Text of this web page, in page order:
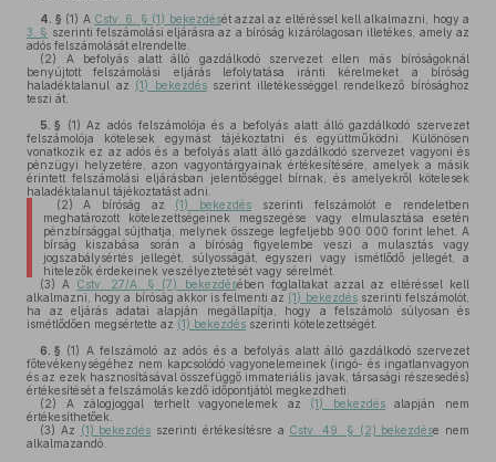
4. § (1) A Cstv. 6. § (1) bekezdését azzal az eltéréssel kell alkalmazni, hogy a
3. § szerinti felszámolási eljárásra az a bíróság kizárólagosan illetékes, amely az
adós felszámolását elrendelte.
(2) A befolyás alatt álló gazdálkodó szervezet ellen más bíróságoknál
benyújtott felszámolási eljárás lefolytatása iránti kérelmeket a bíróság
haladéktalanul az (1) bekezdésszerint illetékességgel rendelkező bírósághoz
teszi át.
5. § (1) Az adós felszámolója és a befolyás alatt álló gazdálkodó szervezet
felszámolója kötelesek egymást tájékoztatni és együttműködni. Különösen
vonatkozik ez az adós és a befolyás alatt álló gazdálkodó szervezet vagyoni és
pénzügyi helyzetére, azon vagyontárgyainak értékesítésére, amelyek a másik
érintett felszámolási eljárásban jelentőséggel bírnak, és amelyekről kötelesek
haladéktalanul tájékoztatást adni.
(2) A bíróság az (1) bekezdés szerinti felszámolót e rendeletben
meghatározott kötelezettségeinek megszegése vagy elmulasztása esetén
pénzbírsággal sújthatja, melynek összege legfeljebb 900 000 forint lehet. A
bírság kiszabása során a bíróság figyelembe veszi a mulasztás vagy
jogszabálysértés jellegét, súlyosságát, egyszeri vagy ismétlődő jellegét, a
hitelezők érdekeinek veszélyeztetését vagy sérelmét.
(3) A Cstv. 27/A. § (7) bekezdésében foglaltakat azzal az eltéréssel kell
alkalmazni, hogy a bíróság akkor is felmenti az (1) bekezdésszerinti felszámolót,
ha az eljárás adatai alapján megállapítja, hogy a felszámoló súlyosan és
ismétlődően megsértette az (1) bekezdés szerinti kötelezettségét.
6. § (1) A felszámoló az adós és a befolyás alatt álló gazdálkodó szervezet
főtevékenységéhez nem kapcsolódó vagyonelemeinek (ingó- és ingatlanvagyon
és az ezek hasznosításával összefüggő immateriális javak, társasági részesedés)
értékesítését a felszámolás kezdő időpontjától megkezdheti.
(2) A zálogjoggal terhelt vagyonelemek az (1) bekezdésalapján nem
értékesíthetőek.
(3) Az (1) bekezdés szerinti értékesítésre a Cstv. 49. § (2) bekezdése nem
alkalmazandó.